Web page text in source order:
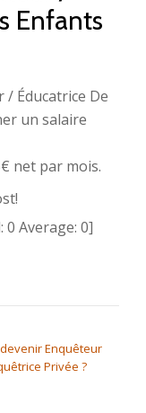
Enfants
/ Éducatrice De
un salaire
net par mois.
0 Average: 0]
Enquêteur
Privée ?